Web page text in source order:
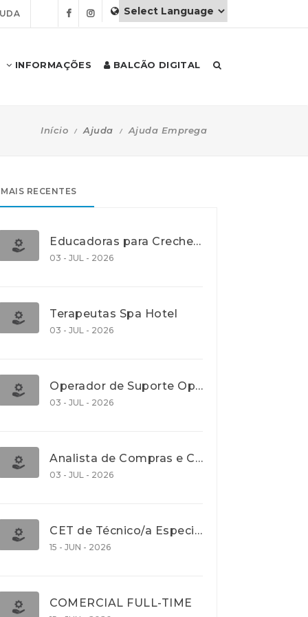
INFORMAÇÕES BALCÃO DIGITAL
Início Ajuda Ajuda Emprega
MAIS RECENTES
Educadoras para Creche e J.I., Lisboa
03 - JUL - 2026
Terapeutas Spa Hotel
03 - JUL - 2026
Operador de Suporte Operacional
03 - JUL - 2026
Analista de Compras e Contratos (Banca)
03 - JUL - 2026
CET de Técnico/a Especialista em Comércio Internacional (Nível 5)
15 - JUN - 2026
COMERCIAL FULL-TIME